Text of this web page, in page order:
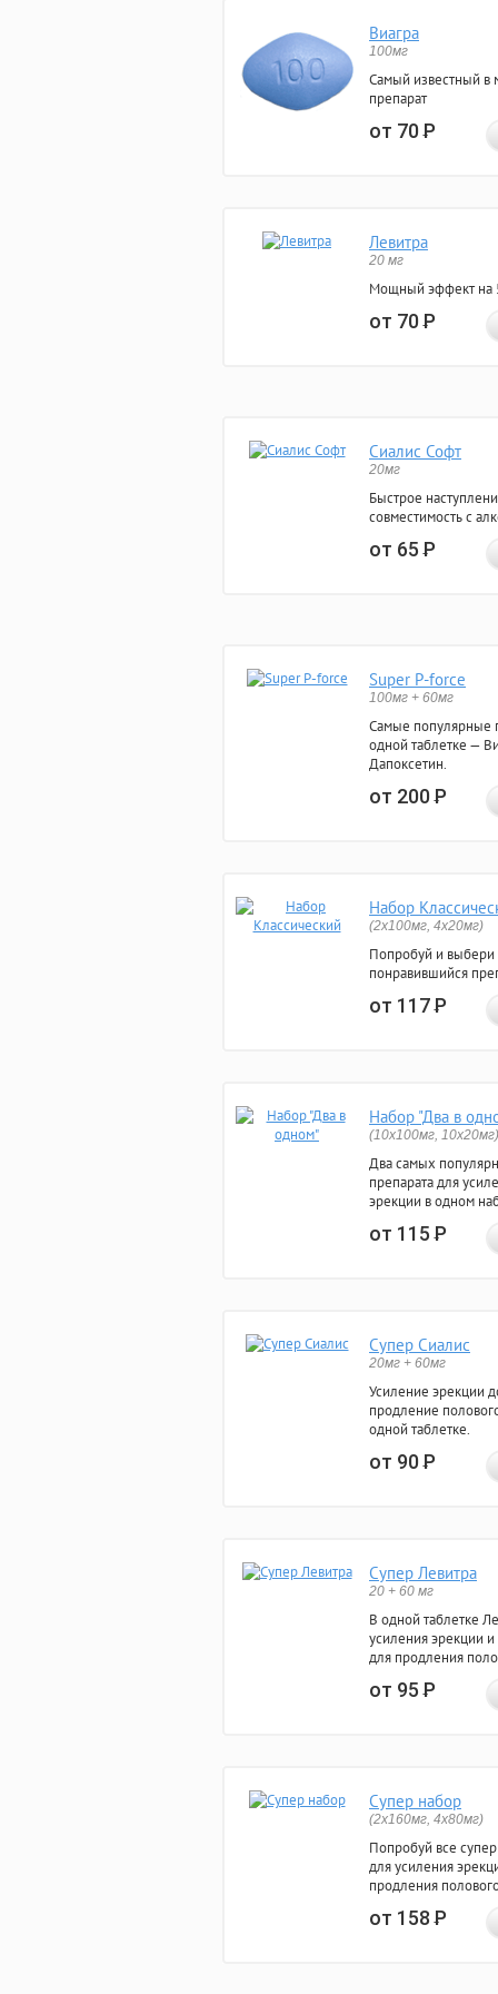
Виагра
100мг
Самый известный в
препарат
от 70Р
Левитра
20 мг
Мощный эффект на
от 70Р
Сиалис Софт
20мг
Быстрое
совместимость с
от 65Р
Super P-force
100мг + 60мг
Самые популярные
одной таблетке —
Дапоксетин.
от 200Р
Набор
(2x100мг, 4x20мг)
Попробуй и выбери
понравившийся
от 117Р
Набор "Два в
(10x100мг, 10x20мг)
Два самых
препарата для
эрекции в одном
от 115Р
Супер Сиалис
20мг + 60мг
Усиление эрекции
продление
одной таблетке.
от 90Р
Супер Левитра
20 + 60 мг
В одной таблетке
усиления эрекции
для продления
от 95Р
Супер набор
(2х160мг, 4х80мг)
Попробуй все
для усиления
продления
от 158Р